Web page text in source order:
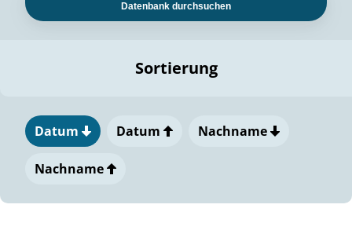
Datenbank durchsuchen
Sortierung
Datum Datum Nachname
Nachname